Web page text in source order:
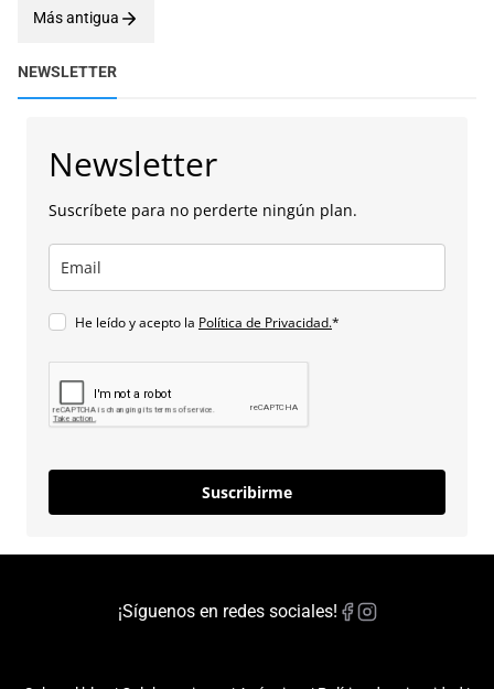
caden…
Más antigua
NEWSLETTER
Newsletter
Suscríbete para no perderte ningún plan.
He leído y acepto la Política de Privacidad.*
Suscribirme
¡Síguenos en redes sociales!